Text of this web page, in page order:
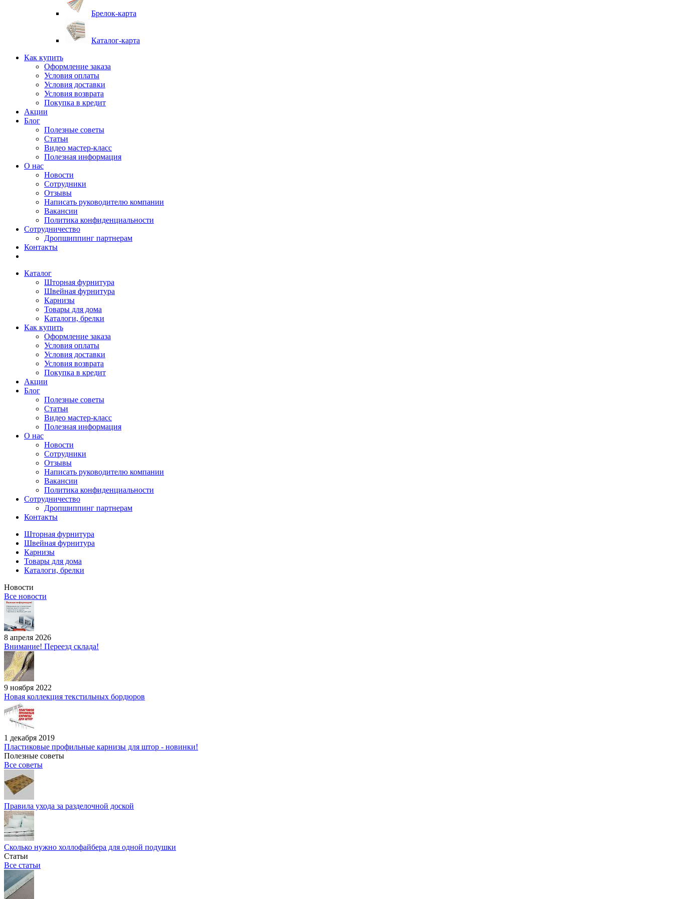
Брелок-карта
Каталог-карта
Как купить
Оформление заказа
Условия оплаты
Условия доставки
Условия возврата
Покупка в кредит
Акции
Блог
Полезные советы
Статьи
Видео мастер-класс
Полезная информация
О нас
Новости
Сотрудники
Отзывы
Написать руководителю компании
Вакансии
Политика конфиденциальности
Сотрудничество
Дропшиппинг партнерам
Контакты
Каталог
Шторная фурнитура
Швейная фурнитура
Карнизы
Товары для дома
Каталоги, брелки
Как купить
Оформление заказа
Условия оплаты
Условия доставки
Условия возврата
Покупка в кредит
Акции
Блог
Полезные советы
Статьи
Видео мастер-класс
Полезная информация
О нас
Новости
Сотрудники
Отзывы
Написать руководителю компании
Вакансии
Политика конфиденциальности
Сотрудничество
Дропшиппинг партнерам
Контакты
Шторная фурнитура
Швейная фурнитура
Карнизы
Товары для дома
Каталоги, брелки
Новости
Все новости
8 апреля 2026
Внимание! Переезд склада!
9 ноября 2022
Новая коллекция текстильных бордюров
1 декабря 2019
Пластиковые профильные карнизы для штор - новинки!
Полезные советы
Все советы
Правила ухода за разделочной доской
Сколько нужно холлофайбера для одной подушки
Статьи
Все статьи